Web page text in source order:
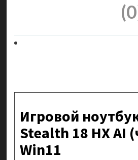
Игровой
Stealth 18 HX AI
Win11